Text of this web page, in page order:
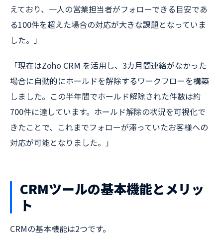
えており、一人の営業担当者がフォローできる目安であ
る100件を超えた場合の対応が大きな課題となっていま
した。」
「現在はZoho CRM を活用し、3カ月間連絡がなかった
場合に自動的にホールドを解除するワークフローを構築
しました。この半年間でホールド解除された件数は約
700件に達しています。ホールド解除の状況を可視化で
きたことで、これまでフォローが滞っていたお客様への
対応が可能となりました。」
CRMツールの基本機能とメリッ
ト
CRMの基本機能は2つです。